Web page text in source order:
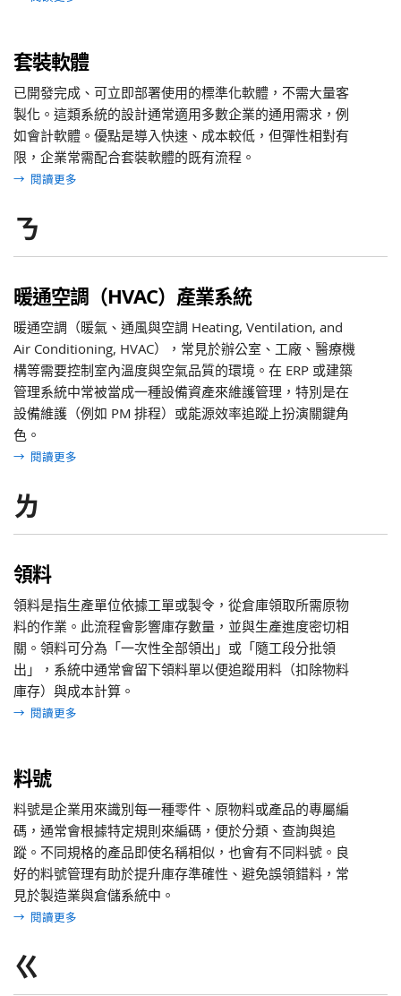
套裝軟體
已開發完成、可立即部署使用的標準化軟體，不需大量客
製化。這類系統的設計通常適用多數企業的通用需求，例
如會計軟體。優點是導入快速、成本較低，但彈性相對有
限，企業常需配合套裝軟體的既有流程。
→ 閱讀更多
ㄋ
暖通空調（HVAC）產業系統
暖通空調（暖氣、通風與空調 Heating, Ventilation, and
Air Conditioning, HVAC），常見於辦公室、工廠、醫療機
構等需要控制室內溫度與空氣品質的環境。在 ERP 或建築
管理系統中常被當成一種設備資產來維護管理，特別是在
設備維護（例如 PM 排程）或能源效率追蹤上扮演關鍵角
色。
→ 閱讀更多
ㄌ
領料
領料是指生產單位依據工單或製令，從倉庫領取所需原物
料的作業。此流程會影響庫存數量，並與生產進度密切相
關。領料可分為「一次性全部領出」或「隨工段分批領
出」，系統中通常會留下領料單以便追蹤用料（扣除物料
庫存）與成本計算。
→ 閱讀更多
料號
料號是企業用來識別每一種零件、原物料或產品的專屬編
碼，通常會根據特定規則來編碼，便於分類、查詢與追
蹤。不同規格的產品即使名稱相似，也會有不同料號。良
好的料號管理有助於提升庫存準確性、避免誤領錯料，常
見於製造業與倉儲系統中。
→ 閱讀更多
ㄍ